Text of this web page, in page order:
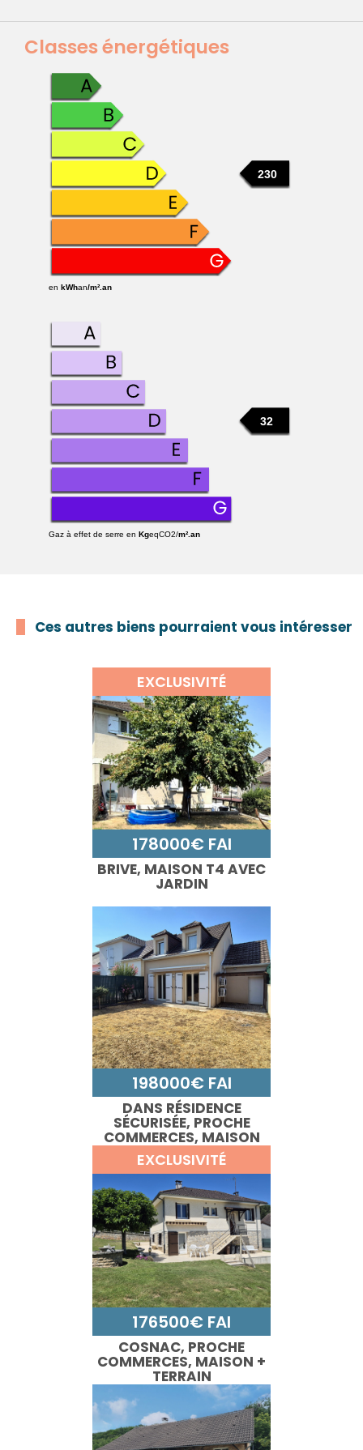
Classes énergétiques
230
en kWhan/m².an
32
Gaz à effet de serre en KgeqCO2/m².an
Ces autres biens pourraient vous intéresser
EXCLUSIVITÉ
178000€ FAI
BRIVE, MAISON T4 AVEC
JARDIN
198000€ FAI
DANS RÉSIDENCE
SÉCURISÉE, PROCHE
COMMERCES, MAISON
T4 AVEC JARDIN
EXCLUSIVITÉ
176500€ FAI
COSNAC, PROCHE
COMMERCES, MAISON +
TERRAIN
CONSTRUCTIBLE